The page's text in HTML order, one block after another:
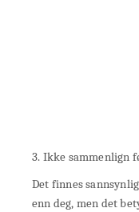
3. Ikke sammenlign
Det finnes
enn deg, men det